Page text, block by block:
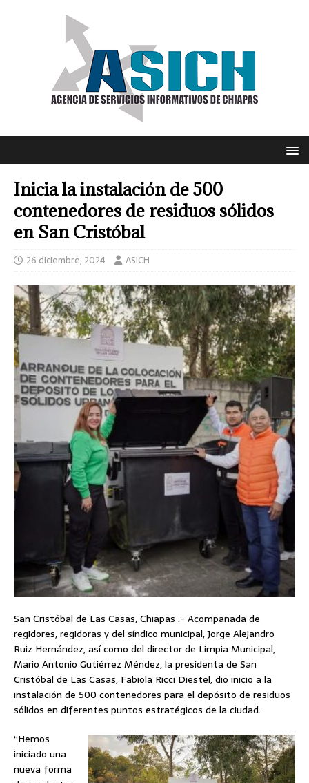
Inicia la instalación de 500
contenedores de residuos sólidos
en San Cristóbal
26 diciembre, 2024 ASICH
San Cristóbal de Las Casas, Chiapas .- Acompañada de
regidores, regidoras y del síndico municipal, Jorge Alejandro
Ruiz Hernández, así como del director de Limpia Municipal,
Mario Antonio Gutiérrez Méndez, la presidenta de San
Cristóbal de Las Casas, Fabiola Ricci Diestel, dio inicio a la
instalación de 500 contenedores para el depósito de residuos
sólidos en diferentes puntos estratégicos de la ciudad.
“Hemos
iniciado una
nueva forma